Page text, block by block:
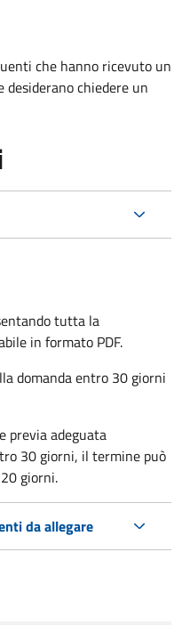
che hanno ricevuto un
chiedere un
tutta la
in formato PDF.
domanda entro 30 giorni
previa adeguata
30 giorni, il termine può
giorni.
da allegare